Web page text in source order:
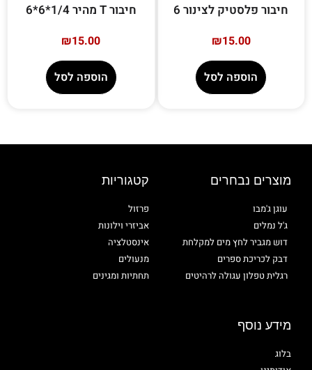
חיבור פלסטיק לצינור 6
₪15.00
הוספה לסל
חיבור T מהיר 1/4*6*6
₪15.00
הוספה לסל
מוצרים נבחרים
עוגן ג'מבו
ג'ל נמלים
דוש מגביר לחץ מים למקלחת
דבק לכריכת ספרים
רגלית טפלון עגולה לרהיטים
קטגוריות
פרזול
אביזרי וילונות
אינסטלציה
מנעולים
תחתיות ומגינים
מידע נוסף
בלוג